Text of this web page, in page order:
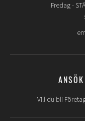
Fredag -
Vill du bli